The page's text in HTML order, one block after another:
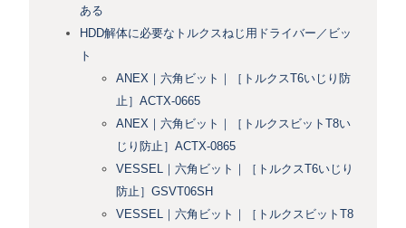
ある
HDD解体に必要なトルクスねじ用ドライバー／ビッ
ト
ANEX｜六角ビット｜［トルクスT6いじり防
止］ACTX-0665
ANEX｜六角ビット｜［トルクスビットT8い
じり防止］ACTX-0865
VESSEL｜六角ビット｜［トルクスT6いじり
防止］GSVT06SH
VESSEL｜六角ビット｜［トルクスビットT8